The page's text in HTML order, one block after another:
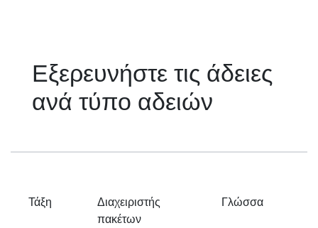
Εξερευνήστε τις άδειες
ανά τύπο αδειών
Τάξη
Διαχειριστής
πακέτων
Γλώσσα